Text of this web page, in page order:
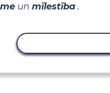
un mīlestība .